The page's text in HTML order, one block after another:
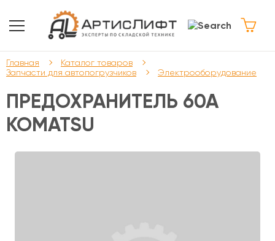
Главная
Каталог товаров
Запчасти для автопогрузчиков
Электрооборудование
ПРЕДОХРАНИТЕЛЬ 60А
KOMATSU